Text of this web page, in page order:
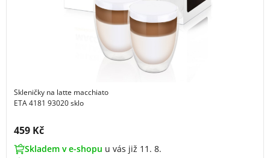
Skleničky na latte macchiato
ETA 4181 93020 sklo
Cena s DPH:
459 Kč
Skladem v e-shopu u vás již 11. 8.